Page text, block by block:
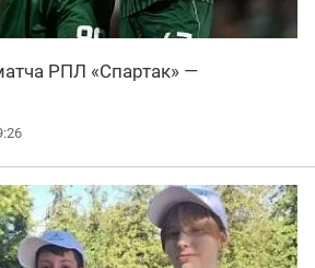
РПЛ «Спартак» —